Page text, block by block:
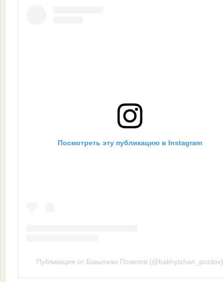
Посмотреть эту публикацию в Instagram
Публикация от Бакытжан Позилов (@bakhytzhan_pozilov)